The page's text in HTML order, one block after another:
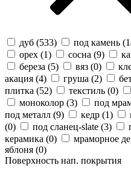
дуб (533) под камень (
орех (1) сосна (9)
береза (5) вяз (0)
акация (4) груша (2)
плитка (52) текстиль (0)
моноколор (3) под
под металл (9) кедр (1)
(0) под сланец-slate (3)
керамика (0) мраморное
яблоня (0)
Поверхность нап. покрытия